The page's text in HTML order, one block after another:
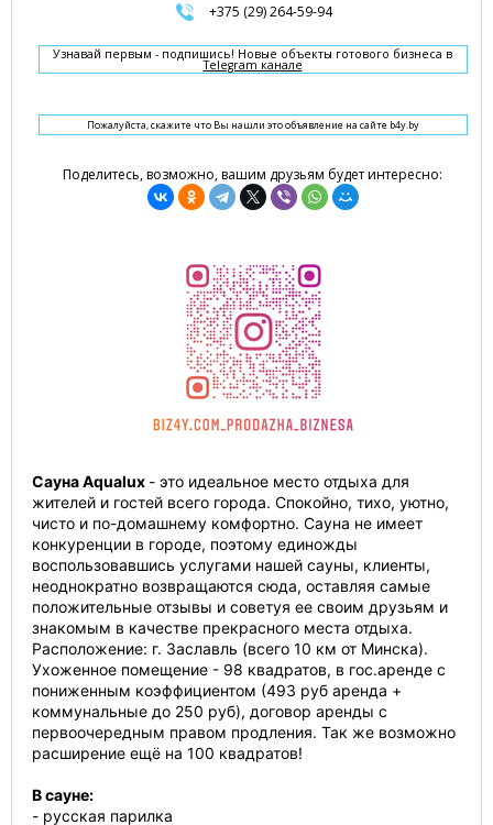
+375 (29) 264-59-94
Узнавай первым - подпишись! Новые объекты готового бизнеса в
Telegram канале
Пожалуйста, скажите что Вы нашли это объявление на сайте b4y.by
Поделитесь, возможно, вашим друзьям будет интересно:
Сауна Аqualux - это идеальное место отдыха для
жителей и гостей всего города. Спокойно, тихо, уютно,
чисто и по-домашнему комфортно. Сауна не имеет
конкуренции в городе, поэтому единожды
воспользовавшись услугами нашей сауны, клиенты,
неоднократно возвращаются сюда, оставляя самые
положительные отзывы и советуя ее своим друзьям и
знакомым в качестве прекрасного места отдыха.
Расположение: г. Заславль (всего 10 км от Минска).
Ухоженное помещение - 98 квадратов, в гос.аренде с
пониженным коэффициентом (493 руб аренда +
коммунальные до 250 руб), договор аренды с
первоочередным правом продления. Так же возможно
расширение ещё на 100 квадратов!
В сауне:
- русская парилка